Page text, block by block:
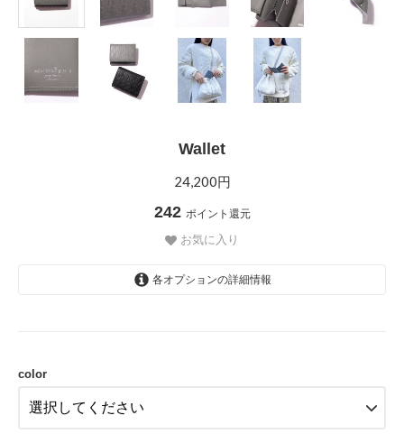
Wallet
24,200円
242 ポイント還元
お気に入り
各オプションの詳細情報
color